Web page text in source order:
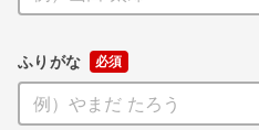
ふりがな